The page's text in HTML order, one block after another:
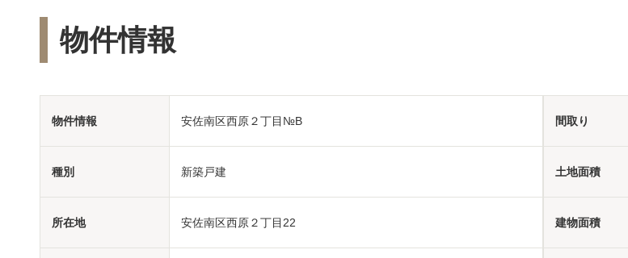
物件情報
物件情報 安佐南区西原２丁目№B
種別 新築戸建
所在地 安佐南区西原２丁目22
間取り
土地面積
建物面積